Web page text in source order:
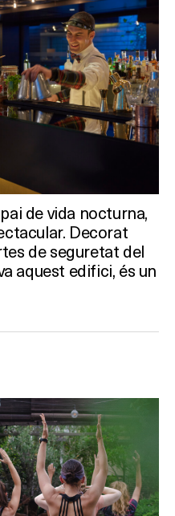
fer?
de vida nocturna,
Decorat
de seguretat del
aquest edifici, és un